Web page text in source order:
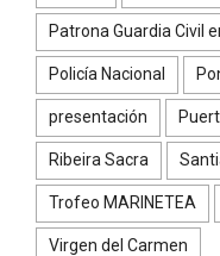
Patrona Guardia Civil
Policía Nacional
presentación
Ribeira Sacra
Trofeo MARINETEA
Virgen del Carmen